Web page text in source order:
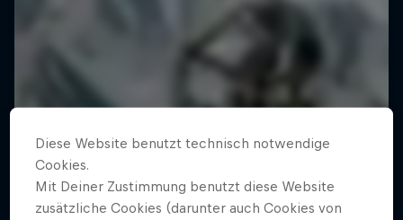
Diese Website benutzt technisch notwendige
Cookies.
Mit Deiner Zustimmung benutzt diese Website
zusätzliche Cookies (darunter auch Cookies von